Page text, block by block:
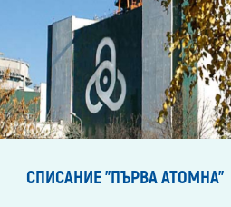
СПИСАНИЕ "ПЪРВА АТОМНА"